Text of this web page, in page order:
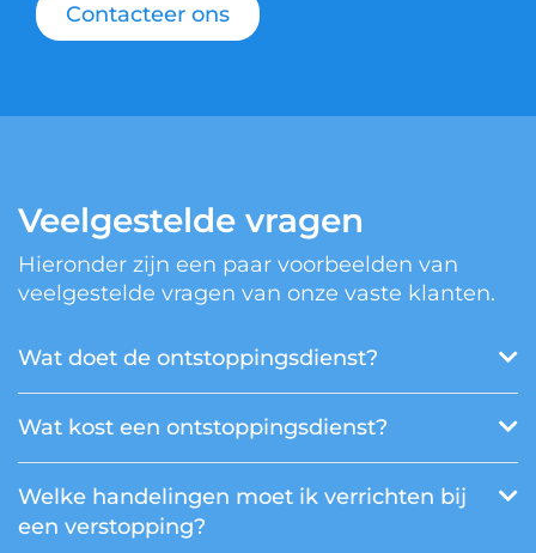
Contacteer ons
Veelgestelde vragen
Hieronder zijn een paar voorbeelden van
veelgestelde vragen van onze vaste klanten.
Wat doet de ontstoppingsdienst?
Wat kost een ontstoppingsdienst?
Welke handelingen moet ik verrichten bij
een verstopping?